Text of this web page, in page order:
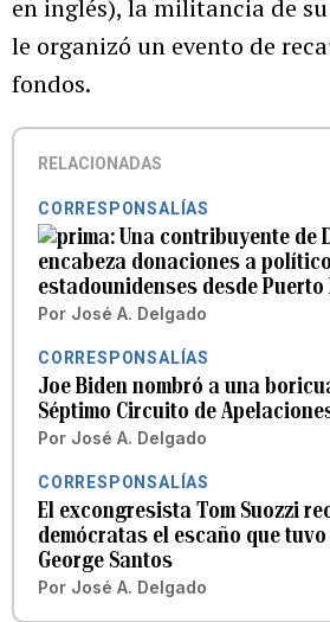
en inglés), la militancia de
le organizó un evento de
fondos.
RELACIONADAS
CORRESPONSALÍAS
Una contribuyente de
encabeza donaciones a
estadounidenses desde Puerto
Por José A. Delgado
CORRESPONSALÍAS
Joe Biden nombró a una
Séptimo Circuito de
Por José A. Delgado
CORRESPONSALÍAS
El excongresista Tom Suozzi
demócratas el escaño que
George Santos
Por José A. Delgado